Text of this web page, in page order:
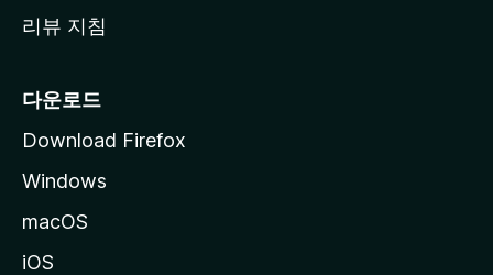
리뷰 지침
다운로드
Download Firefox
Windows
macOS
iOS